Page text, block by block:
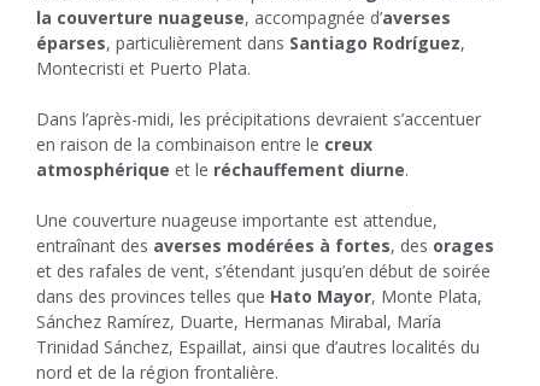
la couverture nuageuse, accompagnée d’averses
éparses, particulièrement dans Santiago Rodríguez,
Montecristi et Puerto Plata.
Dans l’après-midi, les précipitations devraient s’accentuer
en raison de la combinaison entre le creux
atmosphérique et le réchauffement diurne.
Une couverture nuageuse importante est attendue,
entraînant des averses modérées à fortes, des orages
et des rafales de vent, s’étendant jusqu’en début de soirée
dans des provinces telles que Hato Mayor, Monte Plata,
Sánchez Ramírez, Duarte, Hermanas Mirabal, María
Trinidad Sánchez, Espaillat, ainsi que d’autres localités du
nord et de la région frontalière.